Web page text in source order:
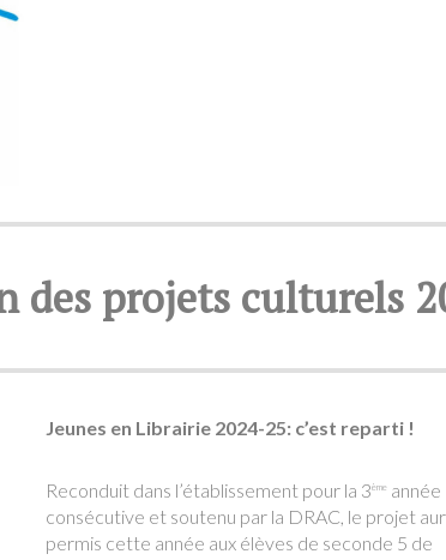
des projets culturels
Jeunes en Librairie 2024-25: c’est reparti !
Reconduit dans l’établissement pour la 3èmeannée
consécutive et soutenu par la DRAC, le projet
permis cette année aux élèves de seconde 5 de